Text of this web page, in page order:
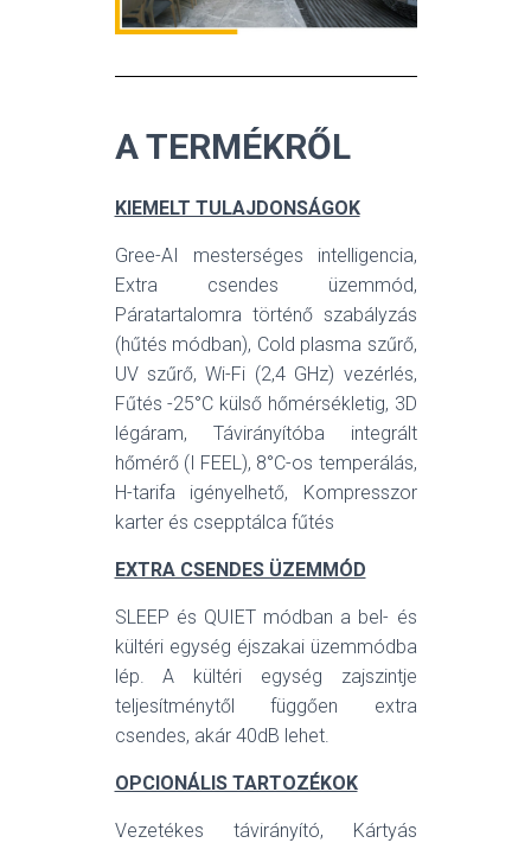
A TERMÉKRŐL
KIEMELT TULAJDONSÁGOK
Gree-AI mesterséges intelligencia,
Extra csendes üzemmód,
Páratartalomra történő szabályzás
(hűtés módban), Cold plasma szűrő,
UV szűrő, Wi-Fi (2,4 GHz) vezérlés,
Fűtés -25°C külső hőmérsékletig, 3D
légáram, Távirányítóba integrált
hőmérő (I FEEL), 8°C-os temperálás,
H-tarifa igényelhető, Kompresszor
karter és csepptálca fűtés
EXTRA CSENDES ÜZEMMÓD
SLEEP és QUIET módban a bel- és
kültéri egység éjszakai üzemmódba
lép. A kültéri egység zajszintje
teljesítménytől függően extra
csendes, akár 40dB lehet.
OPCIONÁLIS TARTOZÉKOK
Vezetékes távirányító, Kártyás